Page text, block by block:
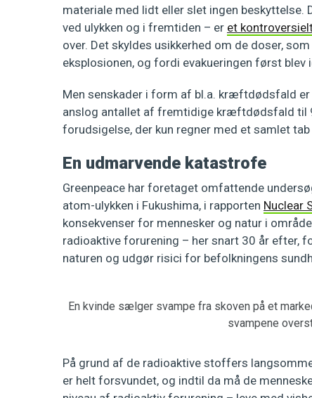
materiale med lidt eller slet ingen
ved ulykken og i fremtiden – er et
over. Det skyldes usikkerhed om de doser,
eksplosionen, og fordi evakueringen først blev
Men senskader i form af bl.a. kræftdødsfald
anslog antallet af fremtidige kræftdødsfald til
forudsigelse, der kun regner med et samlet
En udmarvende katastrofe
Greenpeace har foretaget omfattende
atom-ulykken i Fukushima, i rapporten Nuclear
konsekvenser for mennesker og natur i
radioaktive forurening – her snart 30 år efter,
naturen og udgør risici for befolkningens
En kvinde sælger svampe fra skoven på et
svampene
På grund af de radioaktive stoffers
er helt forsvundet, og indtil da må de